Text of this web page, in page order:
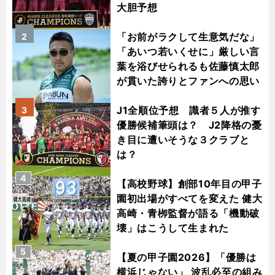
大胆予想
「お前がラクして生意気だな」
「あいつ若いくせに」厳しい言
葉を浴びせられるも佐藤慎太郎
が貫いた誇りとファンへの思い
2
J1全順位予想 識者５人が推す
優勝候補筆頭は？ J2降格の憂
き目に遭いそうな３クラブと
は？
3
【高校野球】創部10年目の甲子
園初出場がすべてを変えた 健大
高崎・青栁監督が語る「機動破
壊」はこうして生まれた
4
【夏の甲子園2026】「優勝は
横浜じゃない」 波乱必至の組み
5